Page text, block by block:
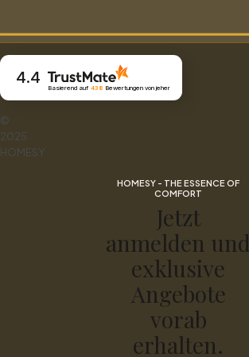
4.4
Basierend auf 438 Bewertungen von jeher
©
2025
HOMESY
HOMESY - THE ESSENCE OF
COMFORT
Jetzt
anmelden und
exklusive
Angebote
vorab
erhalten.